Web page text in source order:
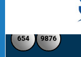
654 9876